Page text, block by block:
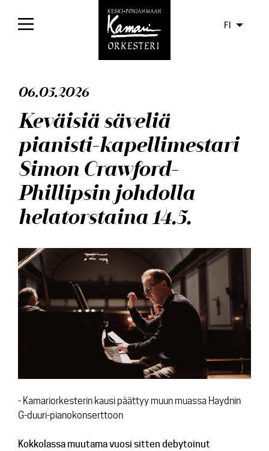
Liput
Yleisölle
Levyt
Media
Yhteys
FI
06.05.2026
Keväisiä säveliä
pianisti-kapellimestari
Simon Crawford-
Phillipsin johdolla
helatorstaina 14.5.
- Kamariorkesterin kausi päättyy muun muassa Haydnin
G-duuri-pianokonserttoon
Kokkolassa muutama vuosi sitten debytoinut